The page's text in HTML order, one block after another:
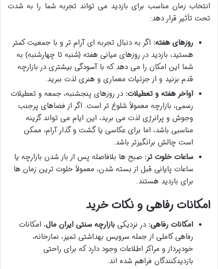
انتخاب زمان مناسب برای بازدید می تواند تجربه شما را به شدت
تحت تأثیر قرار دهد:
روزهای هفته: اگر به دنبال تجربه ای آرام تر و با جمعیت کمتر
هستید، بازدید در روزهای میانی هفته (شنبه تا چهارشنبه) به
شما این امکان را می دهد که با آسودگی بیشتری در بازارچه
قدم بزنید و از جزئیات معماری و هنری لذت ببرید.
اواخر هفته و تعطیلات: در روزهای پنجشنبه، جمعه و تعطیلات
رسمی، بازارچه معمولاً شلوغ تر است. اگر از فضاهای پرجنب
وجوش و پرانرژی لذت می برید، این ایام می تواند گزینه
مناسبی باشد، اما برای عکاسی یا گشت و گذار آرام، ممکن
است چالش برانگیزتر باشد.
ساعات خلوت تر: صبح ها بلافاصله پس از باز شدن بازارچه یا
ساعات پایانی قبل از بسته شدن، معمولاً خلوت ترین زمان ها
برای بازدید هستند.
امکانات رفاهی و نکات خرید
امکانات رفاهی: در نزدیکی بازارچه سنتی ایران مال، امکانات
رفاهی کاملی از جمله سرویس بهداشتی تمیز، نمازخانه،
خودپرداز و مراکز اطلاعات وجود دارد که برای راحتی
بازدیدکنندگان فراهم شده اند.